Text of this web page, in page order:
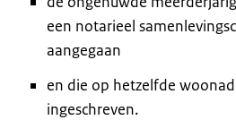
een notarieel
aangegaan
en die op hetzelfde
ingeschreven.